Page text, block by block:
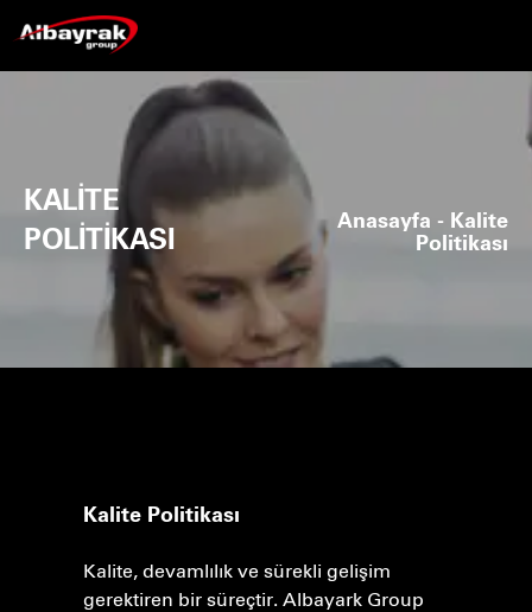
KALİTE
POLİTİKASI
Anasayfa - Kalite
Politikası
Kalite Politikası
Kalite, devamlılık ve sürekli gelişim
gerektiren bir süreçtir. Albayark Group